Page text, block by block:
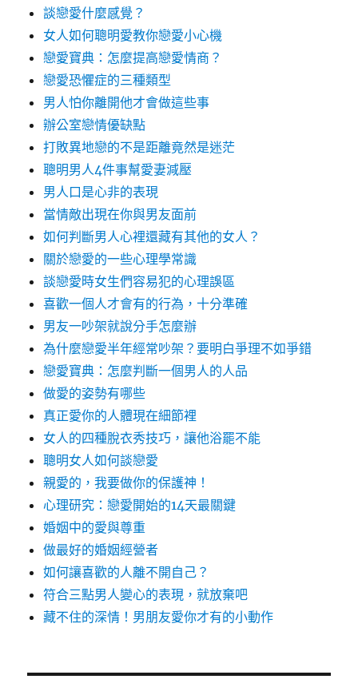
談戀愛什麼感覺？
女人如何聰明愛教你戀愛小心機
戀愛寶典：怎麼提高戀愛情商？
戀愛恐懼症的三種類型
男人怕你離開他才會做這些事
辦公室戀情優缺點
打敗異地戀的不是距離竟然是迷茫
聰明男人4件事幫愛妻減壓
男人口是心非的表現
當情敵出現在你與男友面前
如何判斷男人心裡還藏有其他的女人？
關於戀愛的一些心理學常識
談戀愛時女生們容易犯的心理誤區
喜歡一個人才會有的行為，十分準確
男友一吵架就說分手怎麼辦
為什麼戀愛半年經常吵架？要明白爭理不如爭錯
戀愛寶典：怎麼判斷一個男人的人品
做愛的姿勢有哪些
真正愛你的人體現在細節裡
女人的四種脫衣秀技巧，讓他浴罷不能
聰明女人如何談戀愛
親愛的，我要做你的保護神！
心理研究：戀愛開始的14天最關鍵
婚姻中的愛與尊重
做最好的婚姻經營者
如何讓喜歡的人離不開自己？
符合三點男人變心的表現，就放棄吧
藏不住的深情！男朋友愛你才有的小動作